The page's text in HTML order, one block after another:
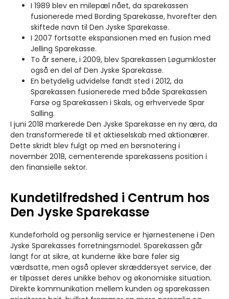
I 1989 blev en milepæl nået, da sparekassen
fusionerede med Bording Sparekasse, hvorefter den
skiftede navn til Den Jyske Sparekasse.
I 2007 fortsatte ekspansionen med en fusion med
Jelling Sparekasse.
To år senere, i 2009, blev Sparekassen Løgumkloster
også en del af Den Jyske Sparekasse.
En betydelig udvidelse fandt sted i 2012, da
Sparekassen fusionerede med både Sparekassen
Farsø og Sparekassen i Skals, og erhvervede Spar
Salling.
I juni 2018 markerede Den Jyske Sparekasse en ny æra, da
den transformerede til et aktieselskab med aktionærer.
Dette skridt blev fulgt op med en børsnotering i
november 2018, cementerende sparekassens position i
den finansielle sektor.
Kundetilfredshed i Centrum hos
Den Jyske Sparekasse
Kundeforhold og personlig service er hjørnestenene i Den
Jyske Sparekasses forretningsmodel. Sparekassen går
langt for at sikre, at kunderne ikke bare føler sig
værdsatte, men også oplever skræddersyet service, der
er tilpasset deres unikke behov og økonomiske situation.
Direkte kommunikation mellem kunden og sparekassen